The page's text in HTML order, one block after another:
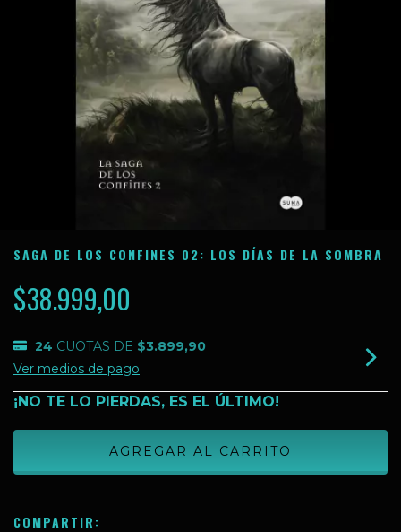
SAGA DE LOS CONFINES 02: LOS DÍAS DE LA SOMBRA
$38.999,00
24 CUOTAS DE $3.899,90
Ver medios de pago
¡NO TE LO PIERDAS, ES EL ÚLTIMO!
COMPARTIR: